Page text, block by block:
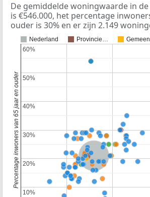
De gemiddelde woningwaarde in
is €546.000, het percentage
ouder is 30% en er zijn 2.149
Nederland Provincie…
Nederland
10%
10%
20%
20%
30%
30%
40%
40%
50%
50%
60%
60%
Percentage inwoners van 65 jaar en ouder